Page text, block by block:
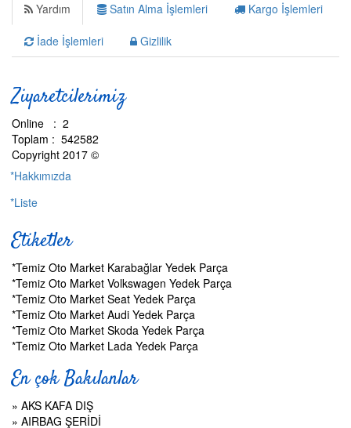
Yardım Satın Alma İşlemleri Kargo İşlemleri
İade İşlemleri Gizlilik
Ziyaretcilerimiz
Online : 2
Toplam : 542582
Copyright 2017 ©
*Hakkımızda
*Liste
Etiketler
*Temiz Oto Market Karabağlar Yedek Parça
*Temiz Oto Market Volkswagen Yedek Parça
*Temiz Oto Market Seat Yedek Parça
*Temiz Oto Market Audi Yedek Parça
*Temiz Oto Market Skoda Yedek Parça
*Temiz Oto Market Lada Yedek Parça
En çok Bakılanlar
» AKS KAFA DIŞ
» AIRBAG ŞERİDİ